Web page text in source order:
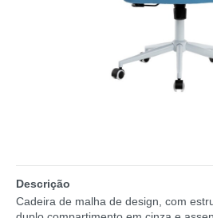
Descrição
Cadeira de malha de design, com